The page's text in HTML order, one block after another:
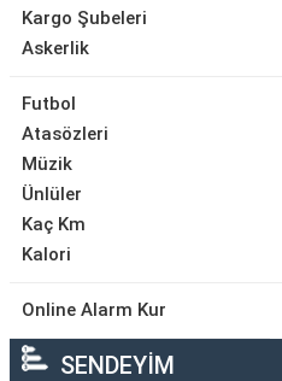
Kargo Şubeleri
Askerlik
Futbol
Atasözleri
Müzik
Ünlüler
Kaç Km
Kalori
Online Alarm Kur
SENDEYİM